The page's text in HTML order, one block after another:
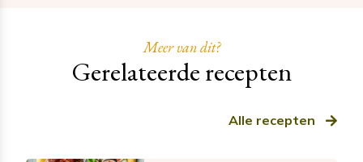
Meer van dit?
Gerelateerde recepten
Alle recepten